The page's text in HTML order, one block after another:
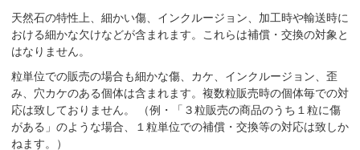
天然石の特性上、細かい傷、インクルージョン、加工時や輸送時に
おける細かな欠けなどが含まれます。これらは補償・交換の対象と
はなりません。
粒単位での販売の場合も細かな傷、カケ、インクルージョン、歪
み、穴カケのある個体は含まれます。複数粒販売時の個体毎での対
応は致しておりません。 （例・「３粒販売の商品のうち１粒に傷
がある」のような場合、１粒単位での補償・交換等の対応は致しか
ねます。）